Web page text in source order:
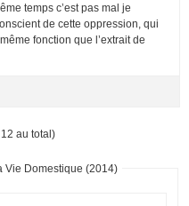
temps c’est pas mal je
de cette oppression, qui
fonction que l’extrait de
au total)
Vie Domestique (2014)